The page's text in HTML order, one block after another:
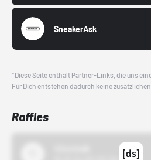
SneakerAsk
*Diese Seite enthält Partner-Links, die uns
Für Dich entstehen dadurch keine
Raffles